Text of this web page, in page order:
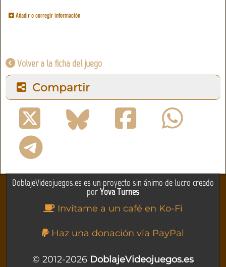
Añadir o corregir información
Volver a la ficha del juego
Compartir
DoblajeVideojuegos.es es un proyecto sin ánimo de lucro creado
porYova Turnes
Invítame a un café en Ko-Fi
Haz una donación vía PayPal
© 2012-2026 DoblajeVideojuegos.es